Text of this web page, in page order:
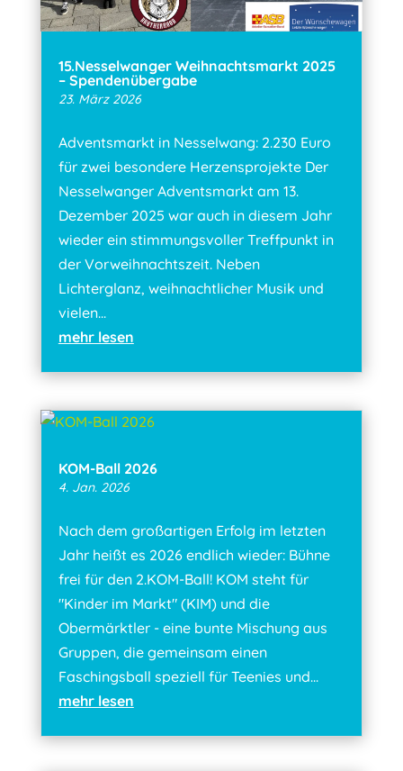
15.Nesselwanger Weihnachtsmarkt 2025
– Spendenübergabe
23. März 2026
Adventsmarkt in Nesselwang: 2.230 Euro
für zwei besondere Herzensprojekte Der
Nesselwanger Adventsmarkt am 13.
Dezember 2025 war auch in diesem Jahr
wieder ein stimmungsvoller Treffpunkt in
der Vorweihnachtszeit. Neben
Lichterglanz, weihnachtlicher Musik und
vielen...
mehr lesen
KOM-Ball 2026
4. Jan. 2026
Nach dem großartigen Erfolg im letzten
Jahr heißt es 2026 endlich wieder: Bühne
frei für den 2.KOM-Ball! KOM steht für
"Kinder im Markt" (KIM) und die
Obermärktler - eine bunte Mischung aus
Gruppen, die gemeinsam einen
Faschingsball speziell für Teenies und...
mehr lesen